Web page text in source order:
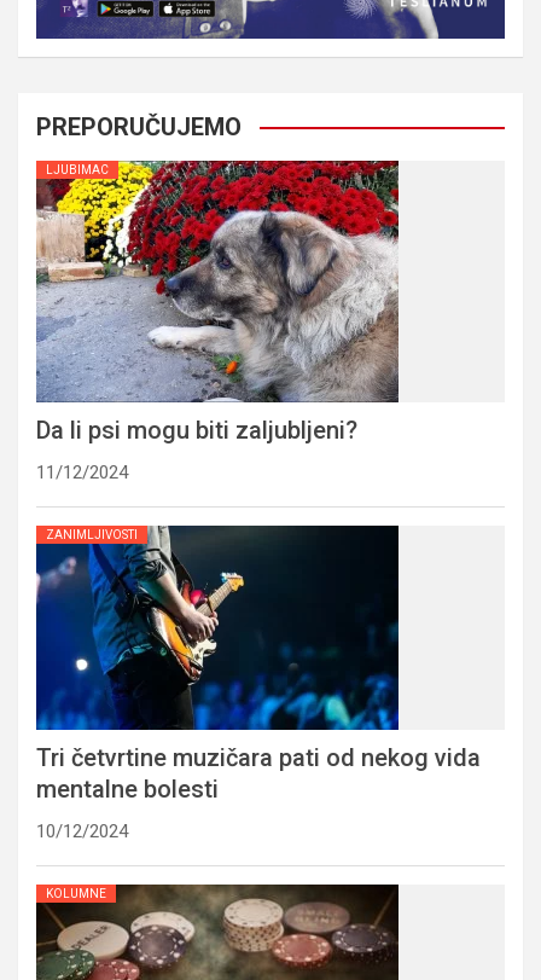
PREPORUČUJEMO
LJUBIMAC
Da li psi mogu biti zaljubljeni?
11/12/2024
ZANIMLJIVOSTI
Tri četvrtine muzičara pati od nekog vida
mentalne bolesti
10/12/2024
KOLUMNE